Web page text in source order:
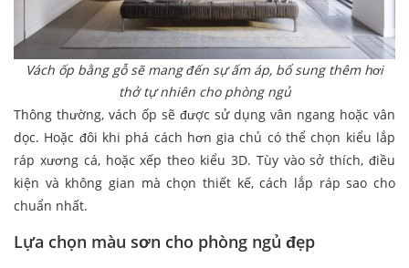
Vách ốp bằng gỗ sẽ mang đến sự ấm áp, bổ sung thêm hơi
thở tự nhiên cho phòng ngủ
Thông thường, vách ốp sẽ được sử dụng vân ngang hoặc vân
dọc. Hoặc đôi khi phá cách hơn gia chủ có thể chọn kiểu lắp
ráp xương cá, hoặc xếp theo kiểu 3D. Tùy vào sở thích, điều
kiện và không gian mà chọn thiết kế, cách lắp ráp sao cho
chuẩn nhất.
Lựa chọn màu sơn cho phòng ngủ đẹp